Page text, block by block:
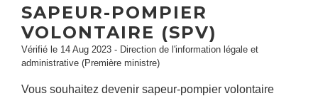
SAPEUR-POMPIER
VOLONTAIRE (SPV)
Vérifié le 14 Aug 2023 - Direction de l'information légale et
administrative (Première ministre)
Vous souhaitez devenir sapeur-pompier volontaire